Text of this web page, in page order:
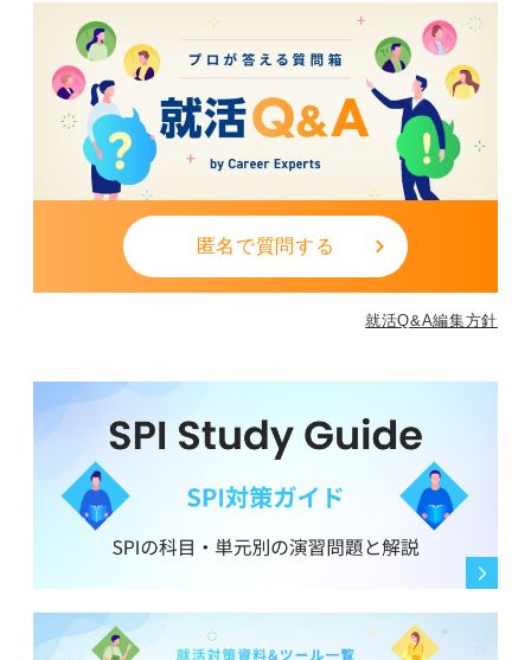
匿名で質問する
就活Q&A編集方針